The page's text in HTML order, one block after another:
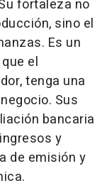
fortaleza no
sino el
Es un
el
tenga una
Sus
bancaria
y
de emisión y